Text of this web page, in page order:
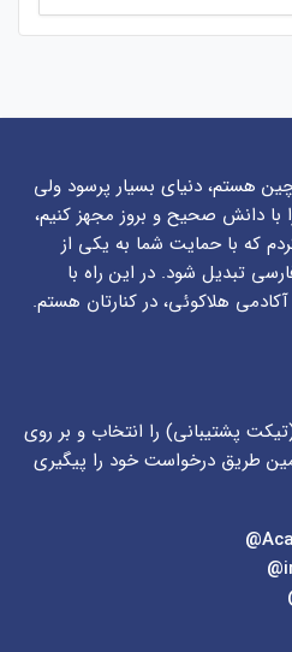
هستم، دنیای بسیار پرسود ولی
دانش صحیح و بروز مجهز کنیم،
که با حمایت شما به یکی از
تبدیل شود. در این راه با
هلاکوئی، در کنارتان هستم.
تیکت پشتیبانی) را انتخاب و بر روی
طریق درخواست خود را پیگیری